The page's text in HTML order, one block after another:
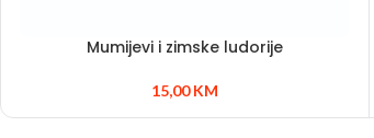
Mumijevi i zimske ludorije
15,00KM